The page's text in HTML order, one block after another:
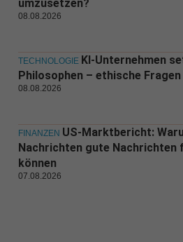
umzusetzen?
08.08.2026
TECHNOLOGIE KI-Unternehmen
Philosophen – ethische
08.08.2026
FINANZEN US-Marktbericht:
Nachrichten gute Nachrichten
können
07.08.2026